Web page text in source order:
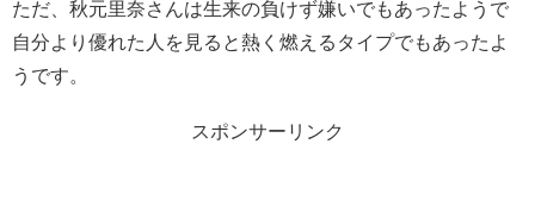
ただ、秋元里奈さんは生来の負けず嫌いでもあったようで
自分より優れた人を見ると熱く燃えるタイプでもあったよ
うです。
スポンサーリンク